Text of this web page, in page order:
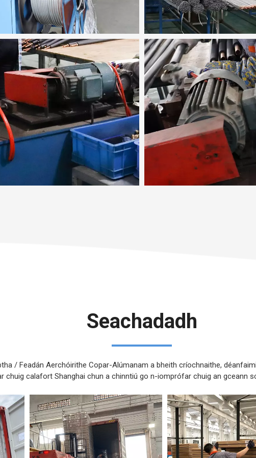
Seachadadh
/ Feadán Aerchóirithe Copar-Alúmanam a bheith críochnaithe,
chuig calafort Shanghai chun a chinntiú go n-iomprófar chuig an gceann